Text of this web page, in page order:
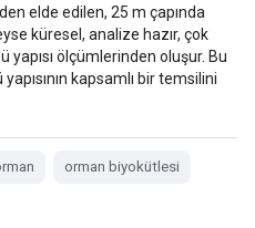
elde edilen, 25 m çapında
küresel, analize hazır, çok
yapısı ölçümlerinden oluşur. Bu
kapsamlı bir temsilini
orman biyokütlesi